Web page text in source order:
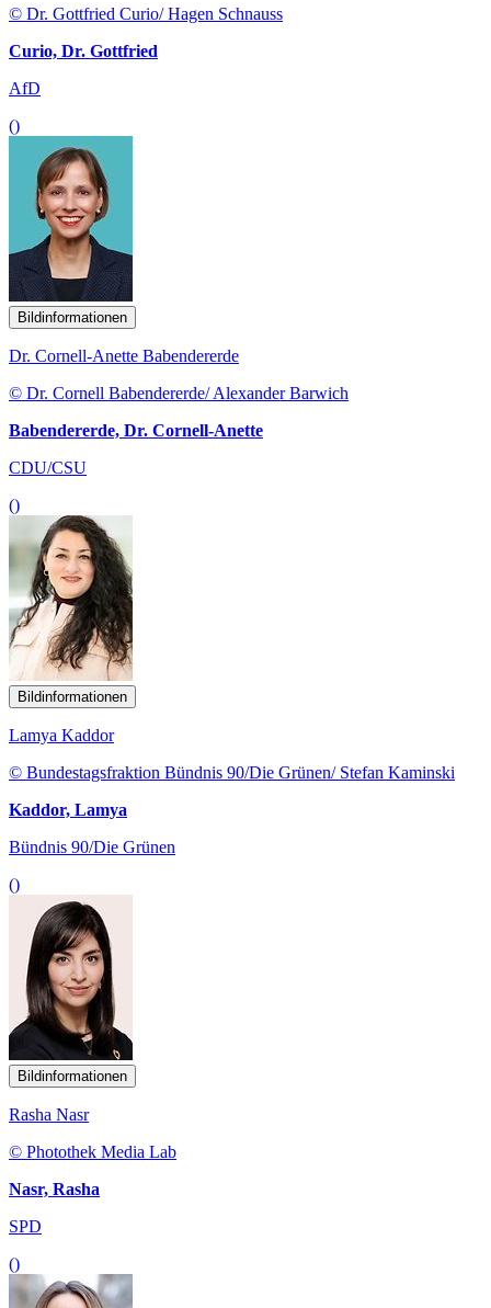
© Dr. Gottfried Curio/ Hagen Schnauss
Curio, Dr. Gottfried
AfD
()
Bildinformationen
Dr. Cornell-Anette Babendererde
© Dr. Cornell Babendererde/ Alexander Barwich
Babendererde, Dr. Cornell-Anette
CDU/CSU
()
Bildinformationen
Lamya Kaddor
© Bundestagsfraktion Bündnis 90/Die Grünen/ Stefan Kaminski
Kaddor, Lamya
Bündnis 90/Die Grünen
()
Bildinformationen
Rasha Nasr
© Photothek Media Lab
Nasr, Rasha
SPD
()